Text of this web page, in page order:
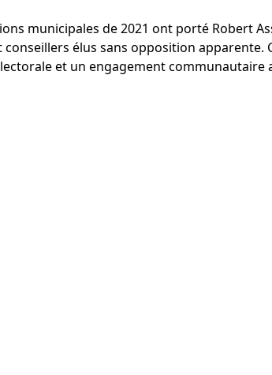
municipales de 2021 ont porté Robert
élus sans opposition
et un engagement communautaire